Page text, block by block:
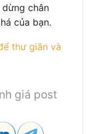
chân
của bạn.
thư giãn và
giá post